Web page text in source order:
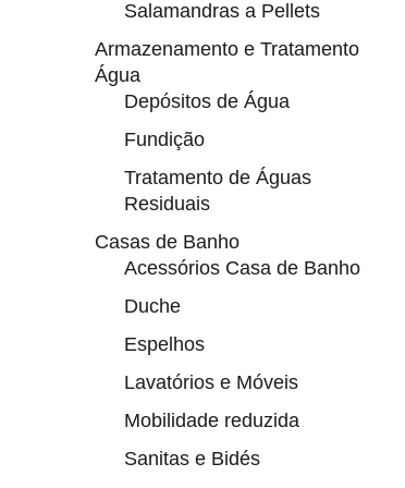
Salamandras a Pellets
Armazenamento e Tratamento
Água
Depósitos de Água
Fundição
Tratamento de Águas
Residuais
Casas de Banho
Acessórios Casa de Banho
Duche
Espelhos
Lavatórios e Móveis
Mobilidade reduzida
Sanitas e Bidés